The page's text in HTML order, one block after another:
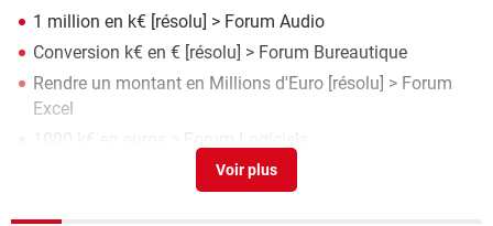
1 million en k€ [résolu] > Forum Audio
Conversion k€ en € [résolu] > Forum Bureautique
Rendre un montant en Millions d'Euro [résolu] > Forum
Excel
Forum Logiciels